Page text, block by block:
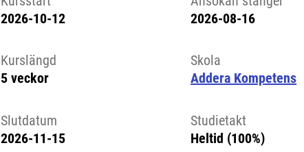
2026-10-12
2026-08-16
Kurslängd
5 veckor
Skola
Addera Kompetens
Slutdatum
2026-11-15
Studietakt
Heltid (100%)